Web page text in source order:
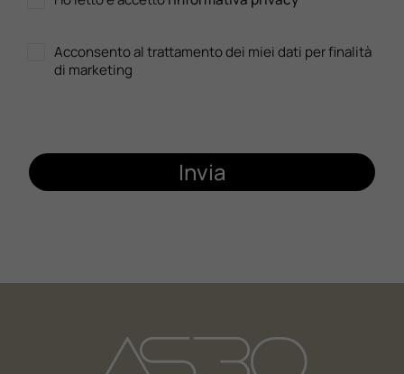
Acconsento al trattamento dei miei dati per finalità
di marketing
Invia